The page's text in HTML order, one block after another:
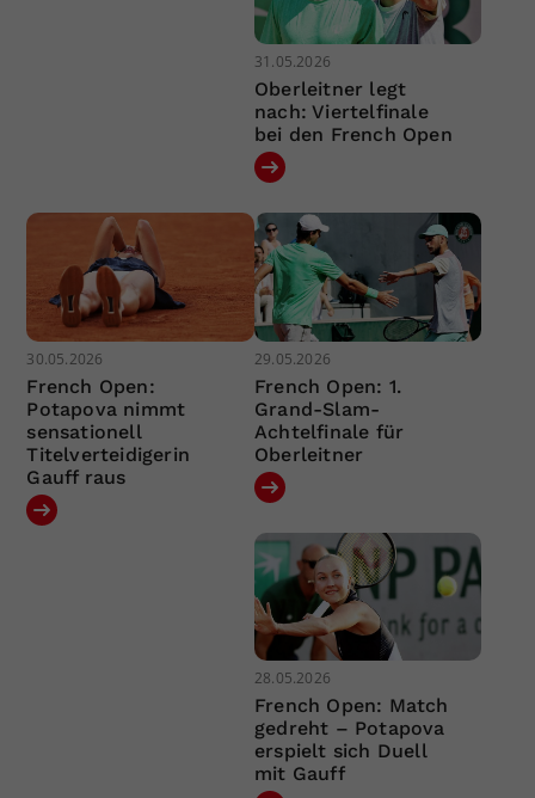
31.05.2026
Oberleitner legt
nach: Viertelfinale
bei den French Open
30.05.2026
French Open:
Potapova nimmt
sensationell
Titelverteidigerin
Gauff raus
29.05.2026
French Open: 1.
Grand-Slam-
Achtelfinale für
Oberleitner
28.05.2026
French Open: Match
gedreht – Potapova
erspielt sich Duell
mit Gauff